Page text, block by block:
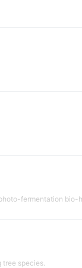
fermentation bio-
species.